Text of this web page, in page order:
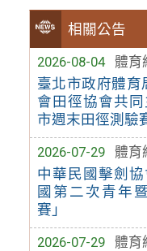
相關公告
2026-08-04
體育
臺北市政府體育
會田徑協會共
市週末田徑測驗
2026-07-29
體育
中華民國擊劍
國第二次青年
賽」
2026-07-29
體育